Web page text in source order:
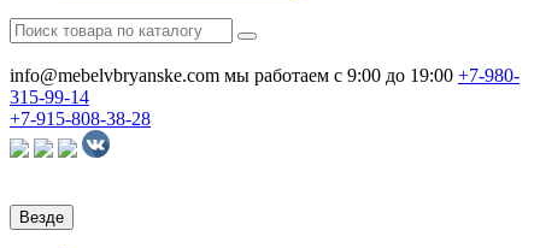
info@mebelvbryanske.com мы работаем с 9:00 до 19:00 +7-980-
315-99-14
+7-915-808-38-28
Везде